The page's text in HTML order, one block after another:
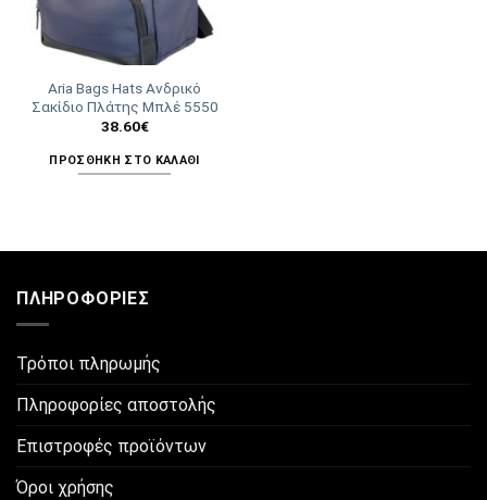
Aria Bags Hats Ανδρικό
Σακίδιο Πλάτης Μπλέ 5550
38.60€
ΠΡΟΣΘΉΚΗ ΣΤΟ ΚΑΛΆΘΙ
ΠΛΗΡΟΦΟΡΊΕΣ
Τρόποι πληρωμής
Πληροφορίες αποστολής
Επιστροφές προϊόντων
Όροι χρήσης